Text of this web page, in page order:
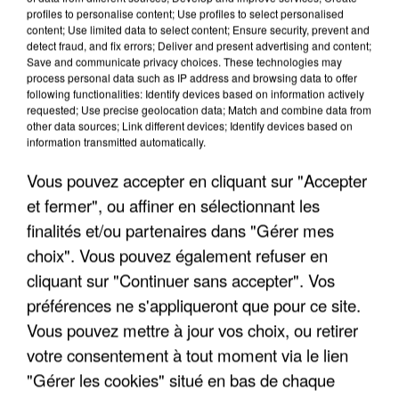
LES INTERVIEWS CHANTE
FRANCE
Voir plus
"JE SUIS À DISPOSITION DES
ENFOIRÉS"
"ON N'EST PAS DES PARENTS
PARFAITS"
profiles to personalise content; Use profiles to select personalised
content; Use limited data to select content; Ensure security, prevent and
detect fraud, and fix errors; Deliver and present advertising and content;
Save and communicate privacy choices. These technologies may
process personal data such as IP address and browsing data to offer
following functionalities: Identify devices based on information actively
requested; Use precise geolocation data; Match and combine data from
other data sources; Link different devices; Identify devices based on
information transmitted automatically.
Vous pouvez accepter en cliquant sur "Accepter
et fermer", ou affiner en sélectionnant les
finalités et/ou partenaires dans "Gérer mes
choix". Vous pouvez également refuser en
cliquant sur "Continuer sans accepter". Vos
préférences ne s'appliqueront que pour ce site.
Vous pouvez mettre à jour vos choix, ou retirer
votre consentement à tout moment via le lien
"Gérer les cookies" situé en bas de chaque